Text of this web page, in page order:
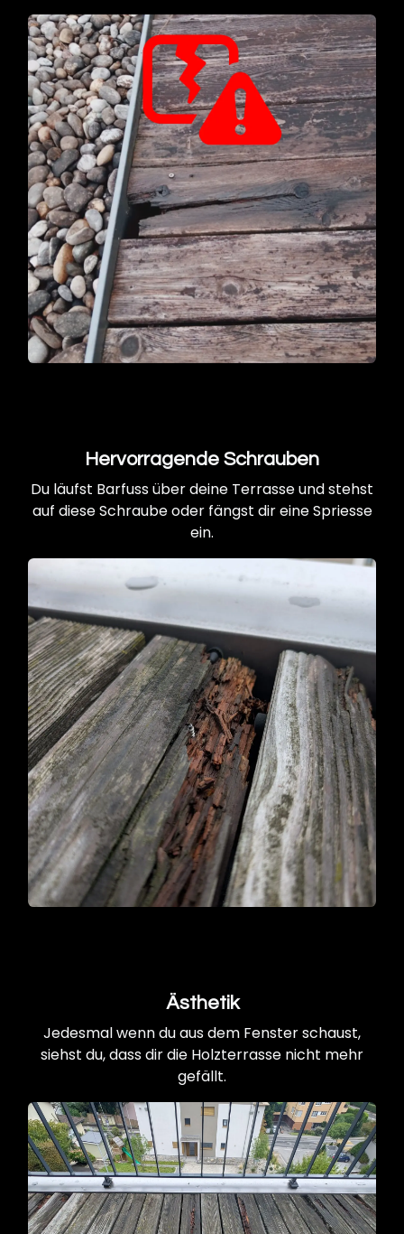
Hervorragende Schrauben
Du läufst Barfuss über deine Terrasse und stehst
auf diese Schraube oder fängst dir eine Spriesse
ein.
Ästhetik
Jedesmal wenn du aus dem Fenster schaust,
siehst du, dass dir die Holzterrasse nicht mehr
gefällt.